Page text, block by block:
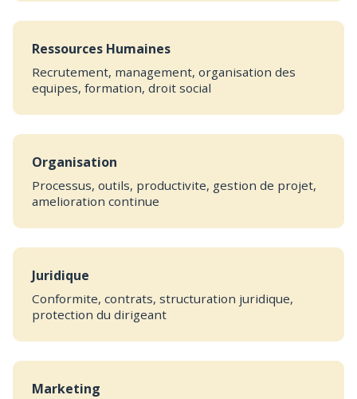
Ressources Humaines
Recrutement, management, organisation des
equipes, formation, droit social
Organisation
Processus, outils, productivite, gestion de projet,
amelioration continue
Juridique
Conformite, contrats, structuration juridique,
protection du dirigeant
Marketing